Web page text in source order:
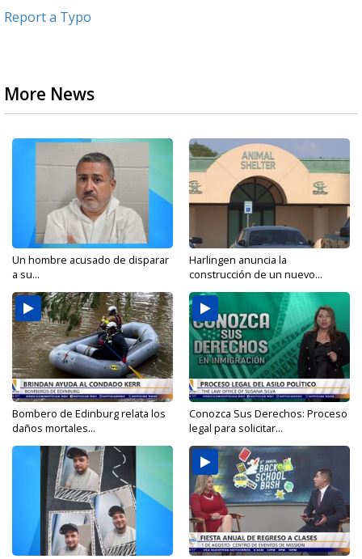
Report a Typo
More News
Un hombre acusado de disparar
a su...
Harlingen anuncia la
construcción de un nuevo...
Bombero de Edinburg relata los
daños mortales...
Conozca Sus Derechos: Proceso
legal para solicitar...